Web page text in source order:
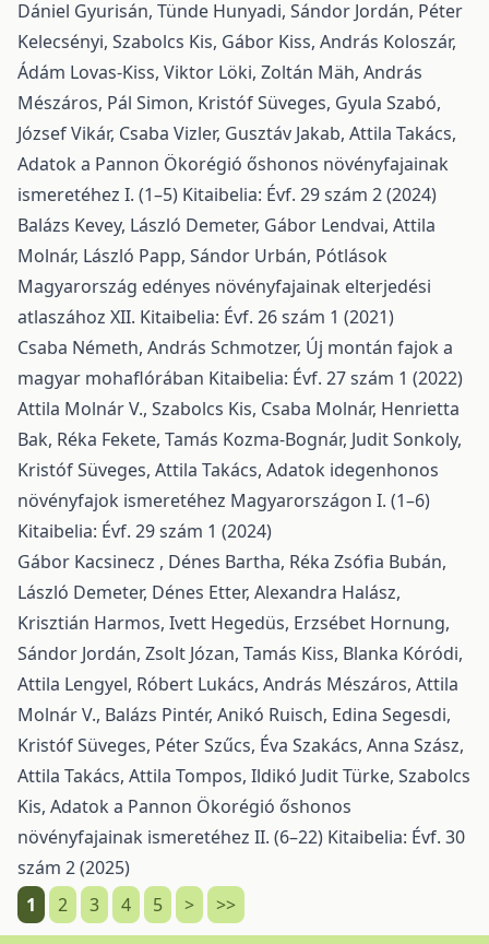
Dániel Gyurisán, Tünde Hunyadi, Sándor Jordán, Péter
Kelecsényi, Szabolcs Kis, Gábor Kiss, András Koloszár,
Ádám Lovas-Kiss, Viktor Löki, Zoltán Mäh, András
Mészáros, Pál Simon, Kristóf Süveges, Gyula Szabó,
József Vikár, Csaba Vizler, Gusztáv Jakab, Attila Takács,
Adatok a Pannon Ökorégió őshonos növényfajainak
ismeretéhez I. (1–5) Kitaibelia: Évf. 29 szám 2 (2024)
Balázs Kevey, László Demeter, Gábor Lendvai, Attila
Molnár, László Papp, Sándor Urbán, Pótlások
Magyarország edényes növényfajainak elterjedési
atlaszához XII. Kitaibelia: Évf. 26 szám 1 (2021)
Csaba Németh, András Schmotzer, Új montán fajok a
magyar mohaflórában Kitaibelia: Évf. 27 szám 1 (2022)
Attila Molnár V., Szabolcs Kis, Csaba Molnár, Henrietta
Bak, Réka Fekete, Tamás Kozma-Bognár, Judit Sonkoly,
Kristóf Süveges, Attila Takács, Adatok idegenhonos
növényfajok ismeretéhez Magyarországon I. (1–6)
Kitaibelia: Évf. 29 szám 1 (2024)
Gábor Kacsinecz , Dénes Bartha, Réka Zsófia Bubán,
László Demeter, Dénes Etter, Alexandra Halász,
Krisztián Harmos, Ivett Hegedüs, Erzsébet Hornung,
Sándor Jordán, Zsolt Józan, Tamás Kiss, Blanka Kóródi,
Attila Lengyel, Róbert Lukács, András Mészáros, Attila
Molnár V., Balázs Pintér, Anikó Ruisch, Edina Segesdi,
Kristóf Süveges, Péter Szűcs, Éva Szakács, Anna Szász,
Attila Takács, Attila Tompos, Ildikó Judit Türke, Szabolcs
Kis, Adatok a Pannon Ökorégió őshonos
növényfajainak ismeretéhez II. (6–22) Kitaibelia: Évf. 30
szám 2 (2025)
1
2 3 4 5 > >>